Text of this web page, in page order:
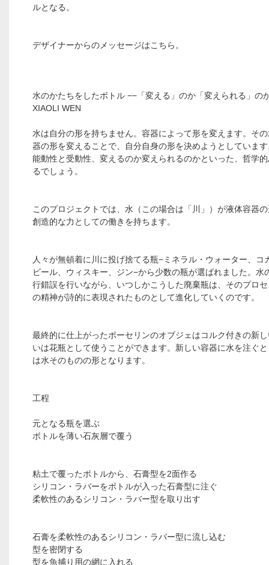
ルとなる。
デザイナーからのメッセージはこちら。
水のかたちをしたボトル −−「変える」のか「変えられる」の
XIAOLI WEN
水は自分の形を持ちません。容器によって形を変えます。そ
器の形を変えることで、自分自身の形を決めようとしていま
能動性と受動性、変えるのか変えられるのかといった、哲学
るでしょう。
このプロジェクトでは、水（この場合は「川」）が液体容器
創造的な力としての働きを持ちます。
人々が無頓着に川に投げ捨てる瓶−ミネラル・ウォーター、コ
ビール、ウィスキー、ジン−から少数の瓶が選ばれました。水
行錯誤を行いながら、いつしかこうした廃棄瓶は、そのプロ
の精神が詩的に表現されたものとして進化していくのです。
最終的に仕上がったポーセリンのオブジェはコルク付きの新
いは花瓶として使うことができます。新しい容器に水を注ぐ
は水そのものの形となります。
工程
元となる瓶を選ぶ
ボトルを薄い石灰層で覆う
粘土で覆ったボトルから、石膏型を2面作る
シリコン・ラバーをボトルが入った石膏型に注ぐ
柔軟性のあるシリコン・ラバー型を取り出す
石膏を柔軟性のあるシリコン・ラバー型に流し込む
型を密閉する
型を魚捕り用の網に入れる